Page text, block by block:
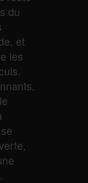
du
et
les